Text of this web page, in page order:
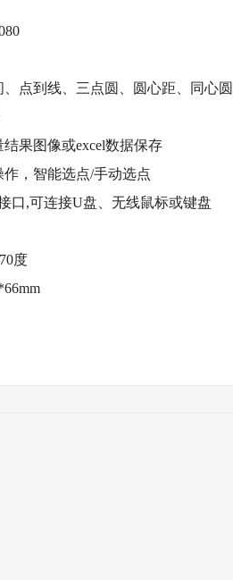
点到线、三点圆、圆心距、同心
果图像或excel数据保存
，智能选点/手动选点
,可连接U盘、无线鼠标或键盘
度